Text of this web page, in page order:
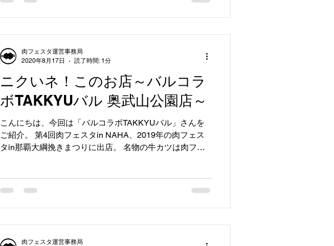
ニクいネ！このお店～バルコラ
ボTAKKYUバル 奥武山公園店～
こんにちは、今回は「バルコラボTAKKYUバル」さんを
ご紹介。 第4回肉フェスタin NAHA、2019年の肉フェス
タin那覇大綱挽きまつりに出店。 名物の牛カツは肉フェ
肉フェスタ運営事務局
2020年8月17日
読了時間: 1分
肉フェスタ運営事務局